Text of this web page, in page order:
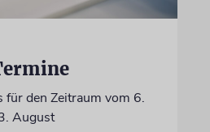
für den Zeitraum vom 6.
August